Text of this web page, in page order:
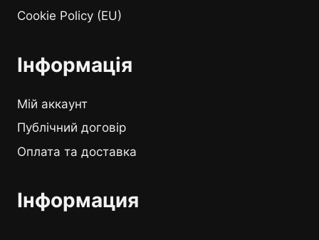
Cookie Policy (EU)
Інформація
Мій аккаунт
Публічний договір
Оплата та доставка
Інформация